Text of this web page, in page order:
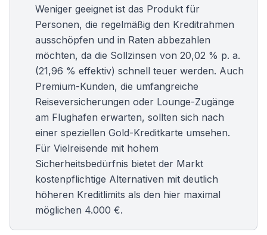
Weniger geeignet ist das Produkt für
Personen, die regelmäßig den Kreditrahmen
ausschöpfen und in Raten abbezahlen
möchten, da die Sollzinsen von 20,02 % p. a.
(21,96 % effektiv) schnell teuer werden. Auch
Premium-Kunden, die umfangreiche
Reiseversicherungen oder Lounge-Zugänge
am Flughafen erwarten, sollten sich nach
einer speziellen Gold-Kreditkarte umsehen.
Für Vielreisende mit hohem
Sicherheitsbedürfnis bietet der Markt
kostenpflichtige Alternativen mit deutlich
höheren Kreditlimits als den hier maximal
möglichen 4.000 €.